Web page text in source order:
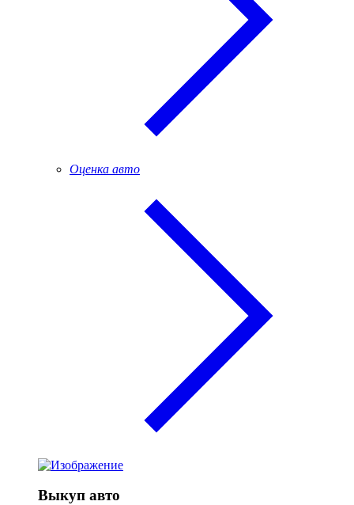
Оценка авто
Выкуп авто